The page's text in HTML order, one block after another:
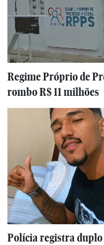
Regime Próprio de
rombo R$ 11 milhões
Polícia registra duplo